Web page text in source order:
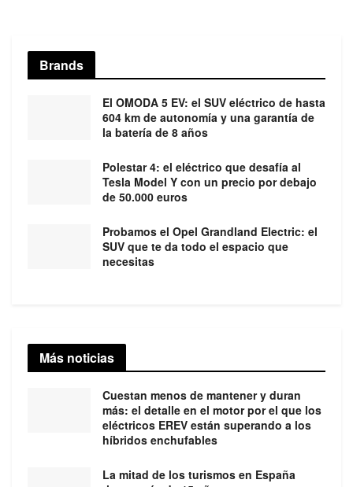
Brands
El OMODA 5 EV: el SUV eléctrico de hasta
604 km de autonomía y una garantía de
la batería de 8 años
Polestar 4: el eléctrico que desafía al
Tesla Model Y con un precio por debajo
de 50.000 euros
Probamos el Opel Grandland Electric: el
SUV que te da todo el espacio que
necesitas
Más noticias
Cuestan menos de mantener y duran
más: el detalle en el motor por el que los
eléctricos EREV están superando a los
híbridos enchufables
La mitad de los turismos en España